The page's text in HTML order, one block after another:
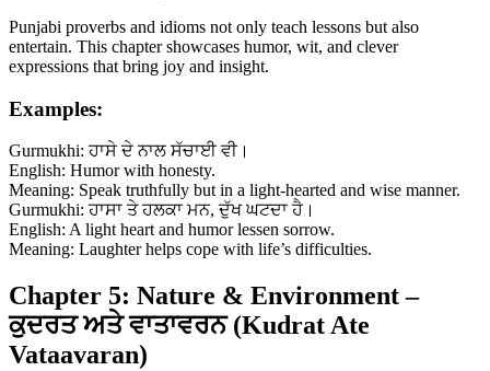
Punjabi proverbs and idioms not only teach lessons but also
entertain. This chapter showcases humor, wit, and clever
expressions that bring joy and insight.
Examples:
Gurmukhi: ਹਾਸੇ ਦੇ ਨਾਲ ਸੱਚਾਈ ਵੀ।
English: Humor with honesty.
Meaning: Speak truthfully but in a light-hearted and wise manner.
Gurmukhi: ਹਾਸਾ ਤੇ ਹਲਕਾ ਮਨ, ਦੁੱਖ ਘਟਦਾ ਹੈ।
English: A light heart and humor lessen sorrow.
Meaning: Laughter helps cope with life’s difficulties.
Chapter 5: Nature & Environment –
ਕੁਦਰਤ ਅਤੇ ਵਾਤਾਵਰਨ (Kudrat Ate
Vataavaran)